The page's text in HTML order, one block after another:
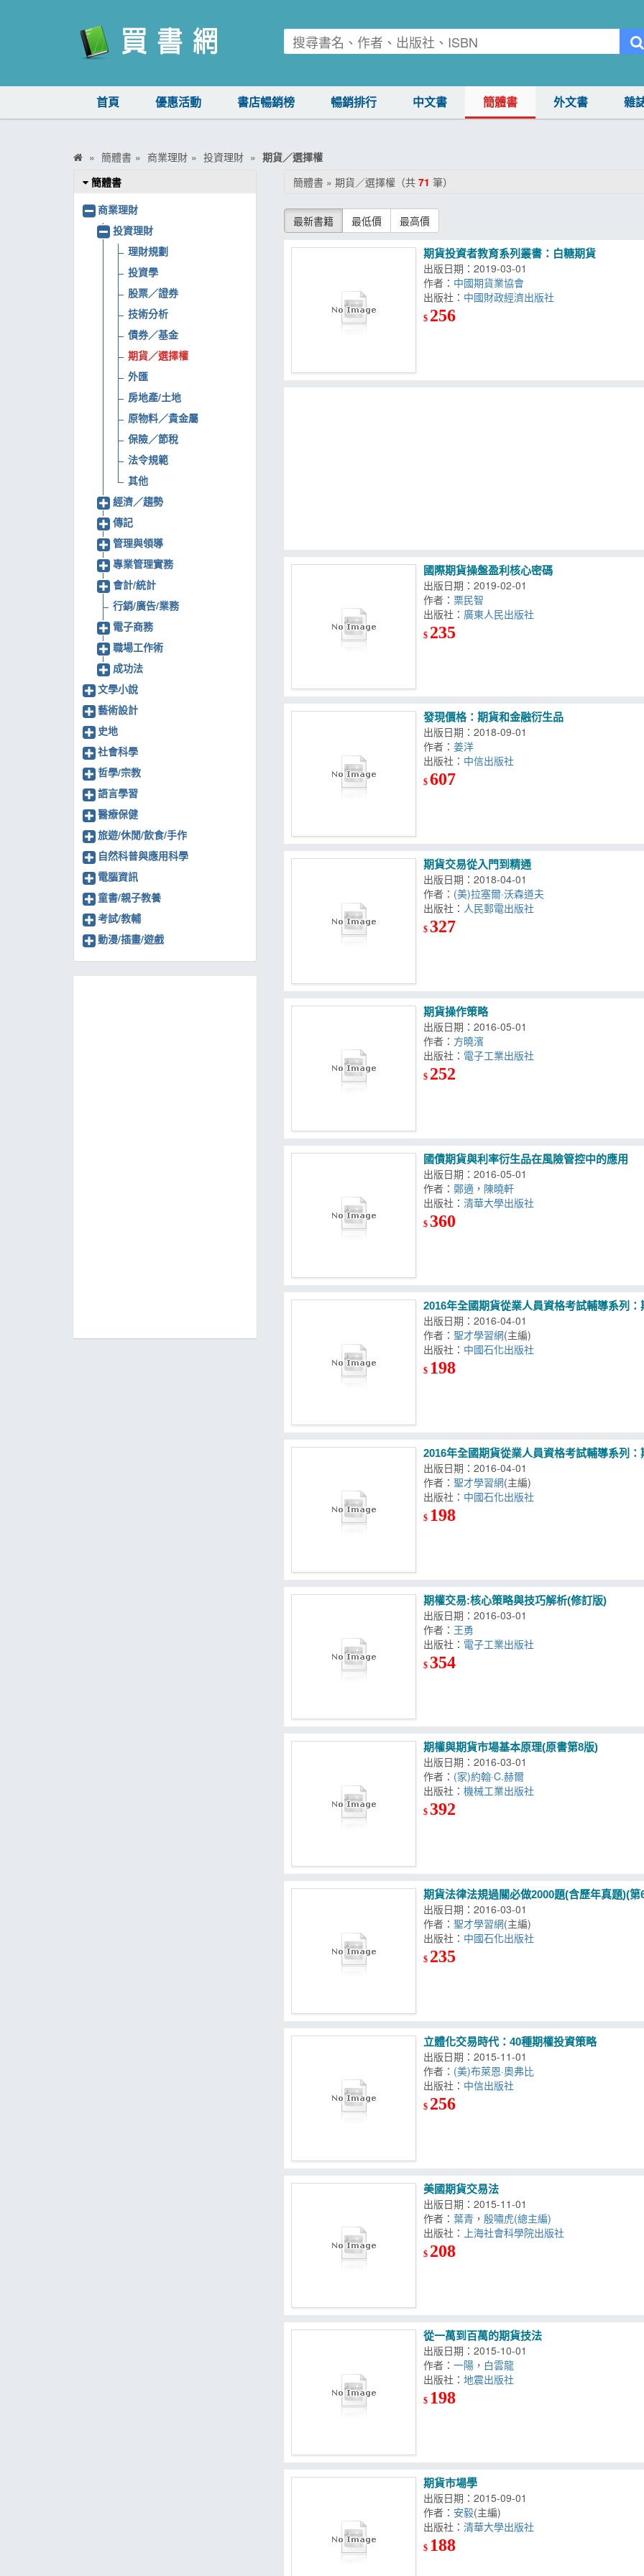
首頁 優惠活動 書店暢銷榜 暢銷排行 中文書 簡體書 外文書 雜
簡體書 商業理財 投資理財
期貨／選擇權
簡體書 » 期貨／選擇權（共 71 筆）
最新書籍 最低價 最高價
期貨投資者教育系列叢書：白糖期貨
出版日期：2019-03-01
作者： 中國期貨業協會
出版社： 中國財政經濟出版社
$ 256
國際期貨操盤盈利核心密碼
出版日期：2019-02-01
作者：栗民智
出版社： 廣東人民出版社
$ 235
發現價格：期貨和金融衍生品
出版日期：2018-09-01
作者：姜洋
出版社： 中信出版社
$607
期貨交易從入門到精通
出版日期：2018-04-01
作者： (美)拉塞爾·沃森道夫
出版社： 人民郵電出版社
$ 327
期貨操作策略
出版日期：2016-05-01
作者： 方曉濱
出版社： 電子工業出版社
$ 252
國債期貨與利率衍生品在風險管控中的應用
出版日期：2016-05-01
作者：鄭適 ， 陳曉軒
出版社：清華大學出版社
$ 360
2016年全國期貨從業人員資格考試輔導系列
出版日期：2016-04-01
作者：聖才學習網(主編)
出版社： 中國石化出版社
$ 198
2016年全國期貨從業人員資格考試輔導系列
出版日期：2016-04-01
作者：聖才學習網(主編)
出版社： 中國石化出版社
$ 198
期權交易:核心策略與技巧解析(修訂版)
出版日期：2016-03-01
作者： 王勇
出版社： 電子工業出版社
$ 354
期權與期貨市場基本原理(原書第8版)
出版日期：2016-03-01
作者： (家)約翰·C.赫爾
出版社：機械工業出版社
$ 392
期貨法律法規過關必做2000題(含歷年真題)(第
出版日期：2016-03-01
作者：聖才學習網(主編)
出版社： 中國石化出版社
$ 235
立體化交易時代：40種期權投資策略
出版日期：2015-11-01
作者： (美)布萊恩·奧弗比
出版社： 中信出版社
$ 256
美國期貨交易法
出版日期：2015-11-01
作者：葉青 ， 殷嘯虎(總主編)
出版社： 上海社會科學院出版社
$ 208
從一萬到百萬的期貨技法
出版日期：2015-10-01
作者：一陽 ， 白雲龍
出版社：地震出版社
$ 198
期貨市場學
出版日期：2015-09-01
作者： 安毅(主編)
出版社：清華大學出版社
$ 188
簡體書
商業理財
投資理財
理財規劃
投資學
股票／證券
技術分析
債券／基金
期貨／選擇權
外匯
房地產/土地
原物料／貴金屬
保險／節稅
法令規範
其他
經濟／趨勢
傳記
管理與領導
專業管理實務
會計/統計
行銷/廣告/業務
電子商務
職場工作術
成功法
文學小說
藝術設計
史地
社會科學
哲學/宗教
語言學習
醫療保健
旅遊/休閒/飲食/手作
自然科普與應用科學
電腦資訊
童書/親子教養
考試/教輔
動漫/插畫/遊戲